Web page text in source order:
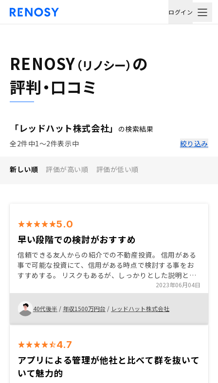
ログイン
RENOSY （リノシー） の
評判・口コミ
「レッドハット株式会社」
の検索結果
全2件中1〜2件表示中
絞り込み
新しい順 評価が高い順 評価が低い順
5.0
早い段階での検討がおすすめ
信頼できる友人からの紹介での不動産投資。 信用がある
事で可能な投資にて、信用がある時点で検討する事をお
すすめする。 リスクもあるが、しっかりとした説明と、
きめ細やかな担当者のサポートにて、決断。 引き継ぎよ
ろしくお願い致します。
2023年06月04日
40代後半 / 年収1500万円台 / レッドハット株式会社
4.7
アプリによる管理が他社と比べて群を抜いて
いて魅力的